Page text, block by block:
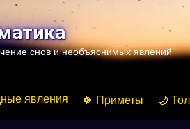
снов и необъяснимых явлений
явления 🍀 Приметы 🌙